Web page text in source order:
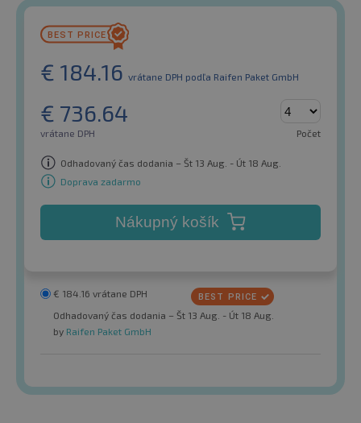
€ 184.16 vrátane DPH podľa Raifen Paket GmbH
€ 736.64
vrátane DPH Počet
Odhadovaný čas dodania – Št 13 Aug. - Út 18 Aug.
Doprava zadarmo
Nákupný košík
€ 184.16 vrátane DPH
Odhadovaný čas dodania – Št 13 Aug. - Út 18 Aug.
by Raifen Paket GmbH